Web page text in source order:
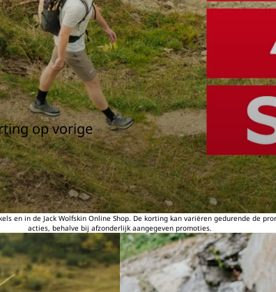
op vorige
en in de Jack Wolfskin Online Shop. De korting kan variëren gedurende de
acties, behalve bij afzonderlijk aangegeven promoties.